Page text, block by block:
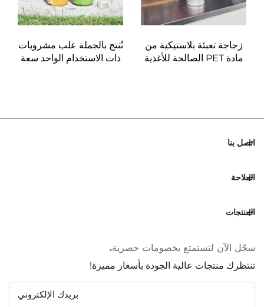
زجاجة تعبئة بلاستيكية من
مادة PET الصالحة للأغذية
تُنتج بالجملة علب مشروبات
ذات الاستخدام الواحد سعة
اتصل بنا
الملاحة
المنتجات
سجّل الآن لتستمتع بخصومات حصرية.
تنتظرك منتجات عالية الجودة بأسعار مميزة!
بريدك الإلكتروني